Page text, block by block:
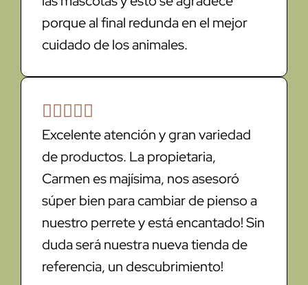
porque al final redunda en el mejor
cuidado de los animales.
    
Excelente atención y gran variedad
de productos. La propietaria,
Carmen es majísima, nos asesoró
súper bien para cambiar de pienso a
nuestro perrete y está encantado! Sin
duda será nuestra nueva tienda de
referencia, un descubrimiento!